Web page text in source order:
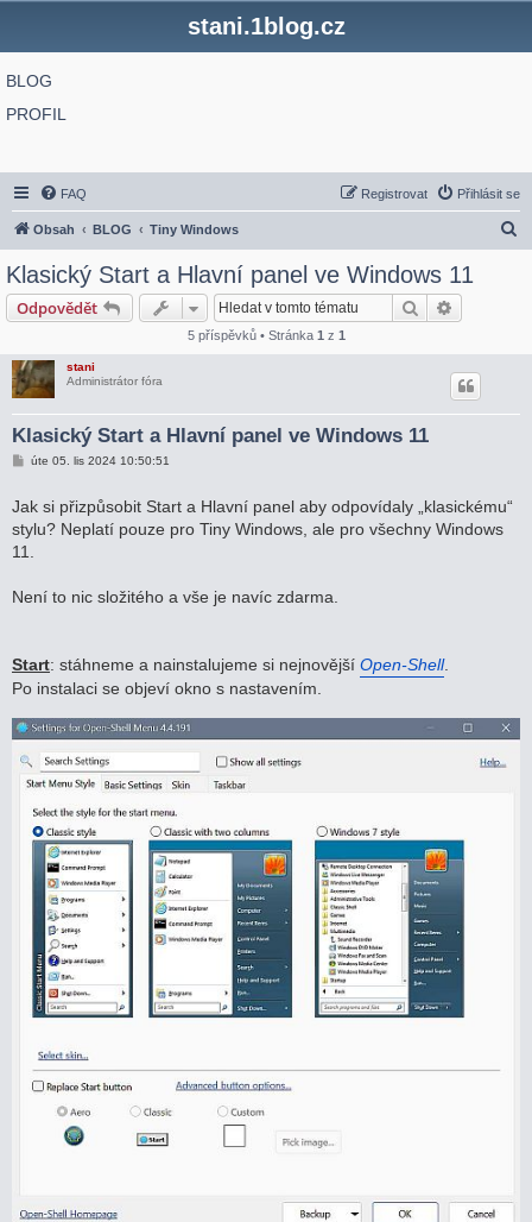
stani.1blog.cz
BLOG
PROFIL
FAQ Přihlásit se
Registrovat
Obsah BLOG Tiny Windows
Klasický Start a Hlavní panel ve Windows 11
Odpovědět Hledat
5 příspěvků • Stránka 1 z 1
stani
Administrátor fóra
Klasický Start a Hlavní panel ve Windows 11
P
s
p
ě
v
e
úte 05. lis 2024 10:50:51
Jak si přizpůsobit Start a Hlavní panel aby odpovídaly „klasickému“
stylu? Neplatí pouze pro Tiny Windows, ale pro všechny Windows
11.
Není to nic složitého a vše je navíc zdarma.
Start: stáhneme a nainstalujeme si nejnovější Open-Shell.
Po instalaci se objeví okno s nastavením.